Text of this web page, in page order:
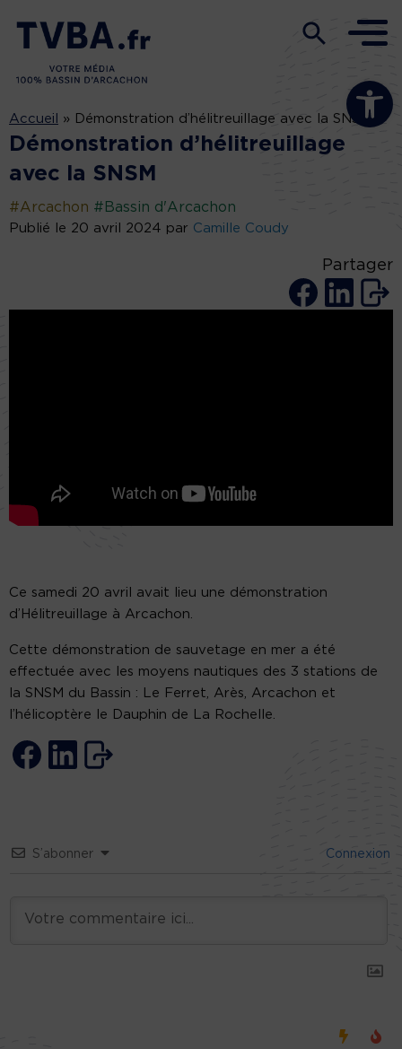
Ouvrir la
Accueil » Démonstration d’hélitreuillage avec la SNSM
Démonstration d’hélitreuillage
avec la SNSM
#Arcachon #Bassin d'Arcachon
Publié le 20 avril 2024 par Camille Coudy
Partager
Ce samedi 20 avril avait lieu une démonstration
d’Hélitreuillage à Arcachon.
Cette démonstration de sauvetage en mer a été
effectuée avec les moyens nautiques des 3 stations de
la SNSM du Bassin : Le Ferret, Arès, Arcachon et
l’hélicoptère le Dauphin de La Rochelle.
S’abonner Connexion